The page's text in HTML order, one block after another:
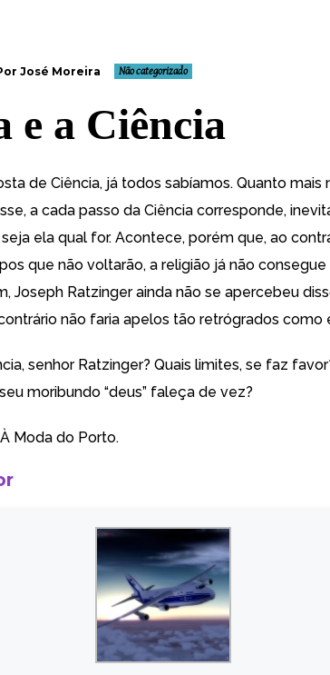
José Moreira Não categorizado
e a Ciência
de Ciência, já todos sabíamos. Quanto mais
a cada passo da Ciência corresponde,
ela qual for. Acontece, porém que, ao
que não voltarão, a religião já não consegue
Joseph Ratzinger ainda não se apercebeu
não faria apelos tão retrógrados como
senhor Ratzinger? Quais limites, se faz
moribundo “deus” faleça de vez?
À Moda do Porto.